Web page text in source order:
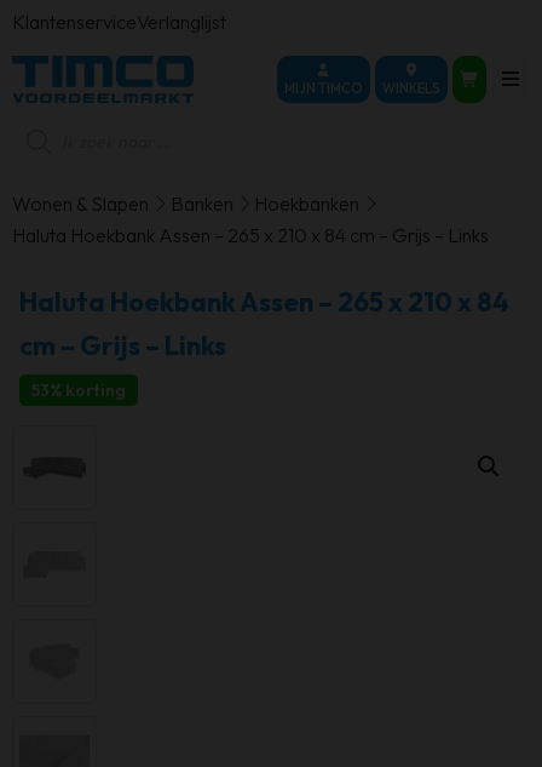
KlantenserviceVerlanglijst
MIJN TIMCO WINKELS
Wonen & Slapen Banken
Hoekbanken
Haluta Hoekbank Assen – 265 x 210 x 84 cm – Grijs – Links
Haluta Hoekbank Assen – 265 x 210 x 84
cm – Grijs – Links
53% korting